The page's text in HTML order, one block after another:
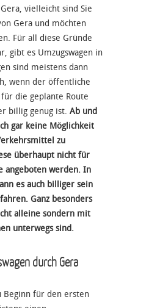
vielleicht sind Sie
Gera und möchten
Für all diese Gründe
gibt es Umzugswagen in
sind meistens dann
wenn der öffentliche
die geplante Route
billig genug ist. Ab und
gar keine Möglichkeit
zu
überhaupt nicht für
angeboten werden. In
es auch billiger sein
Ganz besonders
alleine sondern mit
unterwegs sind.
durch Gera
Beginn für den ersten